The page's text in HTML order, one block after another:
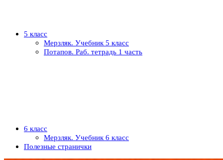
5 класс
Мерзляк. Учебник 5 класс
Потапов. Раб. тетрадь 1 часть
6 класс
Мерзляк. Учебник 6 класс
Полезные странички